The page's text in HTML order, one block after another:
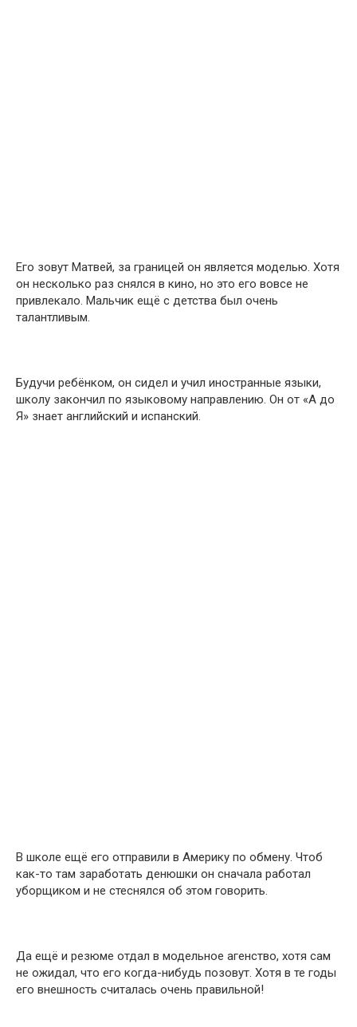
Его зовут Матвей, за границей он является моделью. Хотя
он несколько раз снялся в кино, но это его вовсе не
привлекало. Мальчик ещё с детства был очень
талантливым.
Будучи ребёнком, он сидел и учил иностранные языки,
школу закончил по языковому направлению. Он от «А до
Я» знает английский и испанский.
В школе ещё его отправили в Америку по обмену. Чтоб
как-то там заработать денюшки он сначала работал
уборщиком и не стеснялся об этом говорить.
Да ещё и резюме отдал в модельное агенство, хотя сам
не ожидал, что его когда-нибудь позовут. Хотя в те годы
его внешность считалась очень правильной!